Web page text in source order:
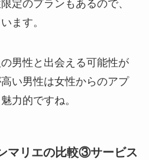
定のプランもあるので、
ます。
男性と出会える可能性が
い男性は女性からのアプ
力的ですね。
マリエの比較③サービス